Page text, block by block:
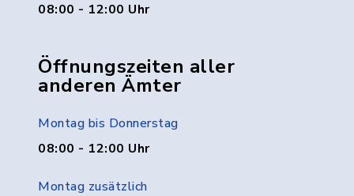
08:00 - 12:00 Uhr
Öffnungszeiten aller
anderen Ämter
Montag bis Donnerstag
08:00 - 12:00 Uhr
Montag zusätzlich